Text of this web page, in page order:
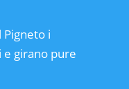
i
girano pure